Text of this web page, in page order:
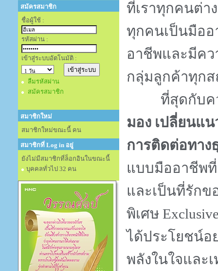
สมัครสมาชิก
ชื่อผู้ใช้ :
รหัสผ่าน :
เข้าสู่ระบบอัตโนมัติ :
ลืมรหัสผ่าน
สมัครสมาชิก
สมาชิกใหม่
สมาชิกใหม่ขณะนี้ คน
สมาชิกที่ Log in อยู่
ยังไม่มีสมาชิกที่ล็อกอินในขณะนี้
บุคคลทั่วไป 32 คน
ที่เราทุกคนต่า
ทุกคนเป็นมือ
อาชีพและมีคว
กลุ่มลูกค้าทุก
ที่สุดกับคว
มอง เปลี่ยนแ
การติดต่อทาง
แบบมืออาชีพที่
และเป็นที่รักข
พิเศษ
ได้ประโยชน์อ
พลังในใจและ